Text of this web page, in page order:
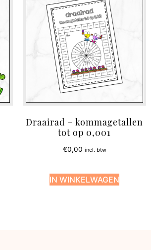
Draairad – kommagetallen
tot op 0,001
€0,00 incl. btw
IN WINKELWAGEN